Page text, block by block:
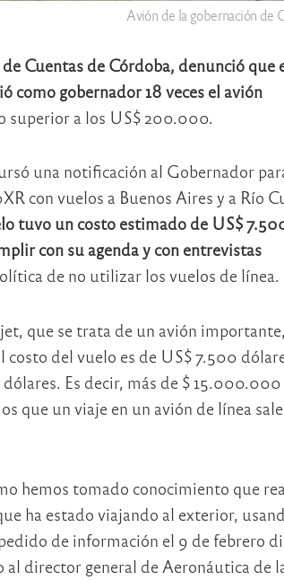
Avión de la gobernación de
Cuentas de Córdoba, denunció que
gobernador 18 veces el avión
superior a los US$ 200.000.
una notificación al Gobernador
con vuelos a Buenos Aires y a Río
tuvo un costo estimado de US$
con su agenda y con entrevistas
de no utilizar los vuelos de línea.
que se trata de un avión
del vuelo es de US$ 7.500
Es decir, más de $ 15.000.000
que un viaje en un avión de línea
hemos tomado conocimiento que
ha estado viajando al exterior,
de información el 9 de febrero
director general de Aeronáutica de